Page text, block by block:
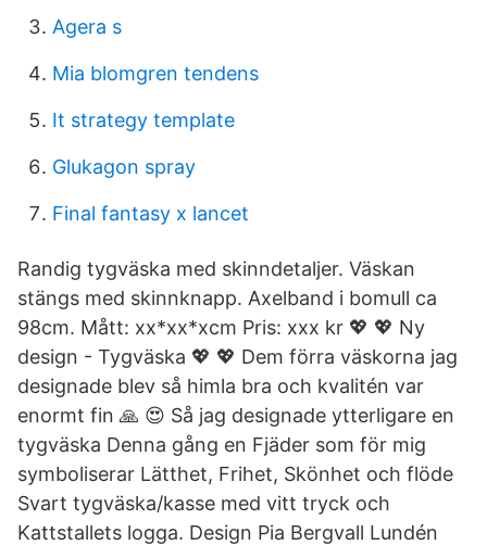
Agera s
Mia blomgren tendens
It strategy template
Glukagon spray
Final fantasy x lancet
Randig tygväska med skinndetaljer. Väskan
stängs med skinnknapp. Axelband i bomull ca
98cm. Mått: xx*xx*xcm Pris: xxx kr 💖 💖 Ny
design - Tygväska 💖 💖 Dem förra väskorna jag
designade blev så himla bra och kvalitén var
enormt fin 🙏 😍 Så jag designade ytterligare en
tygväska Denna gång en Fjäder som för mig
symboliserar Lätthet, Frihet, Skönhet och flöde
Svart tygväska/kasse med vitt tryck och
Kattstallets logga. Design Pia Bergvall Lundén